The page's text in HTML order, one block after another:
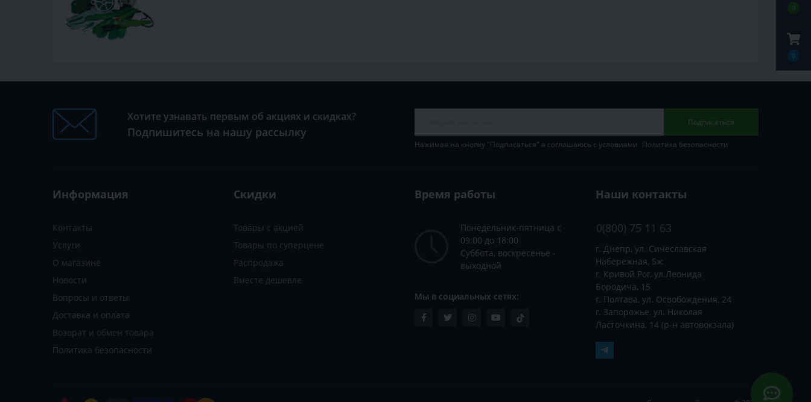
0
0
Хотите узнавать первым об акциях и скидках?
Подпишитесь на нашу рассылку
Подписаться
Нажимая на кнопку "Подписаться" я соглашаюсь с условиями Политика безопасности
Информация
Контакты
Услуги
О магазине
Новости
Вопросы и ответы
Доставка и оплата
Возврат и обмен товара
Политика безопасности
Скидки
Товары с акцией
Товары по суперцене
Распродажа
Вместе дешевле
Время работы
Понедельник-пятница с
09:00 до 18:00
Суббота, воскресенье -
выходной
Мы в социальных сетях:
Наши контакты
0(800) 75 11 63
г. Днепр, ул. Сичеславская
Набережная, 5ж
г. Кривой Рог, ул.Леонида
Бородича, 15
г. Полтава, ул. Освобождения, 24
г. Запорожье, ул. Николая
Ласточкина, 14 (р-н автовокзала)